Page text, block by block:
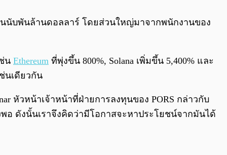
นนับพันล้านดอลลาร์ โดยส่วนใหญ่มาจากพนักงานของ
น Ethereum ที่พุ่งขึ้น 800%, Solana เพิ่มขึ้น 5,400% และ
นเดียวกัน
หัวหน้าเจ้าหน้าที่ฝ่ายการลงทุนของ PORS กล่าวกับ
อ ดังนั้นเราจึงคิดว่ามีโอกาสจะหาประโยชน์จากมันได้